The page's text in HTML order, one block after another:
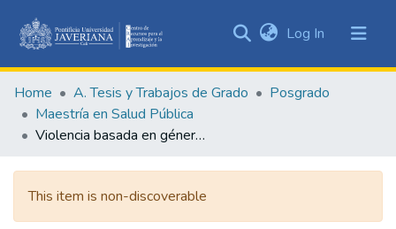
&
Collections
Statistics
Log In (current)
Home A. Tesis y Trabajos de Grado
Posgrado
Maestría en Salud Pública
Violencia basada en género en el contexto militar colombiano y su respuesta sociosanitaria: Estudio de caso 2019
This item is non-discoverable